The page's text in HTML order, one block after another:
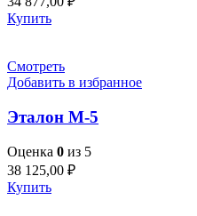
Купить
Смотреть
Добавить в избранное
Эталон M-5
Оценка 0 из 5
38 125,00 ₽
Купить